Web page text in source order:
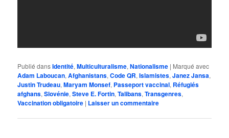
Publié dansIdentité,Multiculturalisme,Nationalisme | Marqué avec
Adam Laboucan,Afghanistans,Code QR,Islamistes,Janez Jansa,
Justin Trudeau,Maryam Monsef, Passeport vaccinal, Réfugiés
afghans,Slovénie,Steve E. Fortin,Talibans,Transgenres,
Vaccination obligatoire | Laisser un commentaire